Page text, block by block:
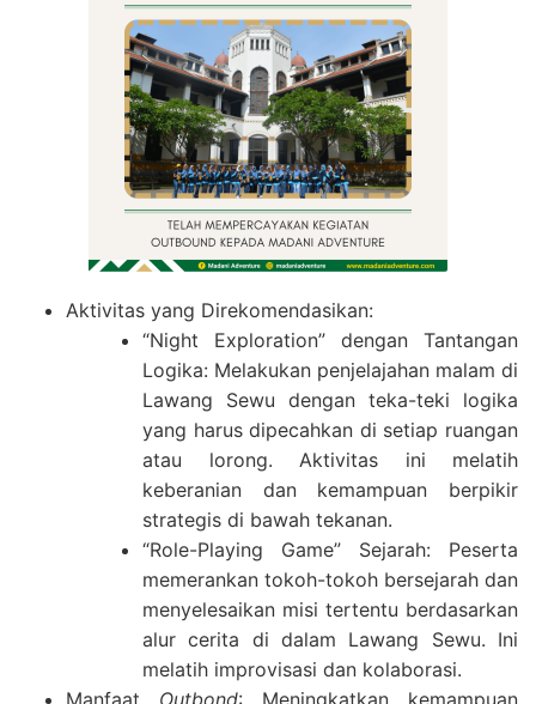
Aktivitas yang Direkomendasikan:
“Night Exploration” dengan Tantangan
Logika: Melakukan penjelajahan malam di
Lawang Sewu dengan teka-teki logika
yang harus dipecahkan di setiap ruangan
atau lorong. Aktivitas ini melatih
keberanian dan kemampuan berpikir
strategis di bawah tekanan.
“Role-Playing Game” Sejarah: Peserta
memerankan tokoh-tokoh bersejarah dan
menyelesaikan misi tertentu berdasarkan
alur cerita di dalam Lawang Sewu. Ini
melatih improvisasi dan kolaborasi.
Manfaat Outbond: Meningkatkan kemampuan